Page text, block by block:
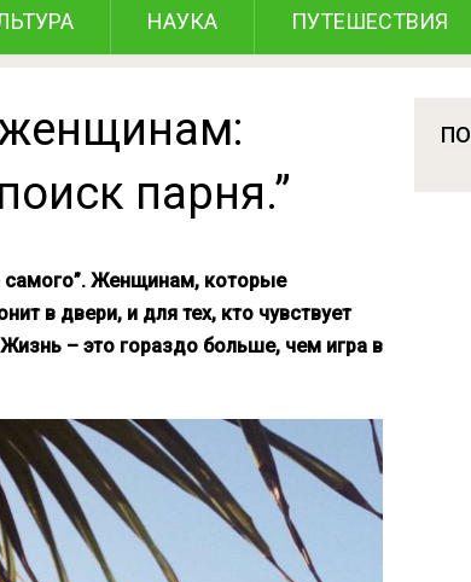
НАУКА ПУТЕШЕСТВИЯ
парня.”
самого”. Женщинам, которые
в двери, и для тех, кто чувствует
– это гораздо больше, чем игра в